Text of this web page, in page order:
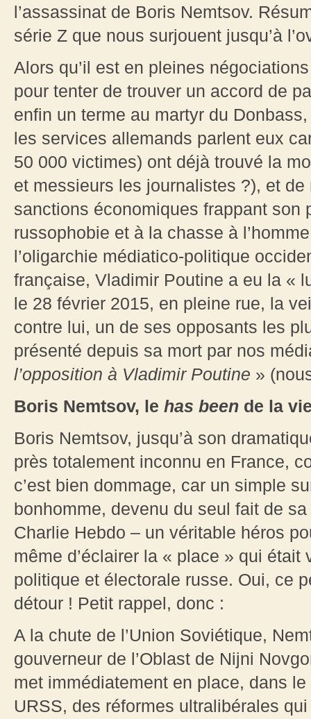
l’assassinat de Boris Nemtsov.
série Z que nous surjouent jusqu’à
Alors qu’il est en pleines
pour tenter de trouver un accord de
enfin un terme au martyr du
les services allemands parlent eux
50 000 victimes) ont déjà trouvé la
et messieurs les journalistes ?), et
sanctions économiques frappant son
russophobie et à la chasse à
l’oligarchie médiatico-politique
française, Vladimir Poutine a eu la «
le 28 février 2015, en pleine rue, la
contre lui, un de ses opposants les
présenté depuis sa mort par nos
l’opposition à Vladimir Poutine »
Boris Nemtsov, le has been de la
Boris Nemtsov, jusqu’à son
près totalement inconnu en France,
c’est bien dommage, car un simple
bonhomme, devenu du seul fait de
Charlie Hebdo – un véritable héros
même d’éclairer la « place » qui
politique et électorale russe. Oui, ce
détour ! Petit rappel, donc :
A la chute de l’Union Soviétique,
gouverneur de l’Oblast de Nijni
met immédiatement en place, dans le
URSS, des réformes ultralibérales